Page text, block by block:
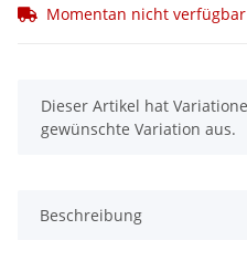
Momentan nicht verfügbar
x
Dieser Artikel hat
gewünschte Variation aus.
Beschreibung